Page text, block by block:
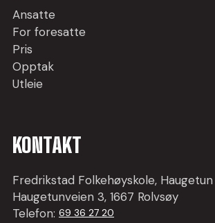
Ansatte
For foresatte
Pris
Opptak
Utleie
KONTAKT
Fredrikstad Folkehøyskole, Haugetun
Haugetunveien 3, 1667 Rolvsøy
Telefon: 69 36 27 20